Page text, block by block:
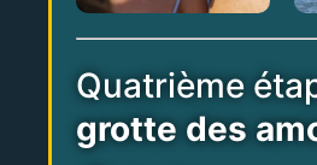
Quatrième
grotte des